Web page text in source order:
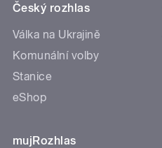
Český rozhlas
Válka na Ukrajině
Komunální volby
Stanice
eShop
mujRozhlas